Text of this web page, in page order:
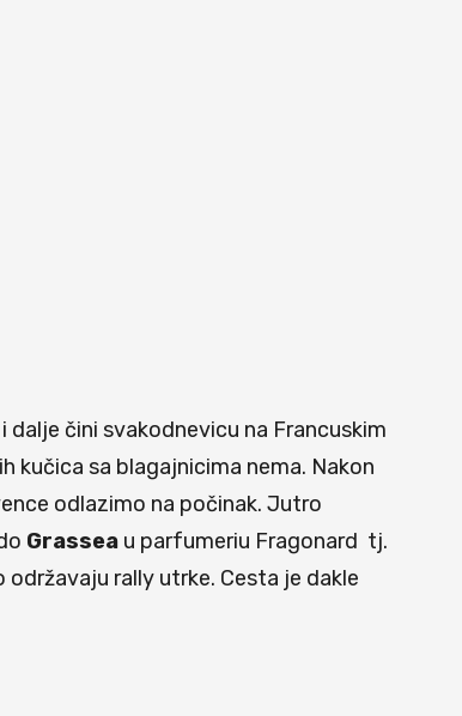
čini svakodnevicu na Francuskim
kučica sa blagajnicima nema. Nakon
odlazimo na počinak. Jutro
Grassea u parfumeriu Fragonard tj.
rally utrke. Cesta je dakle